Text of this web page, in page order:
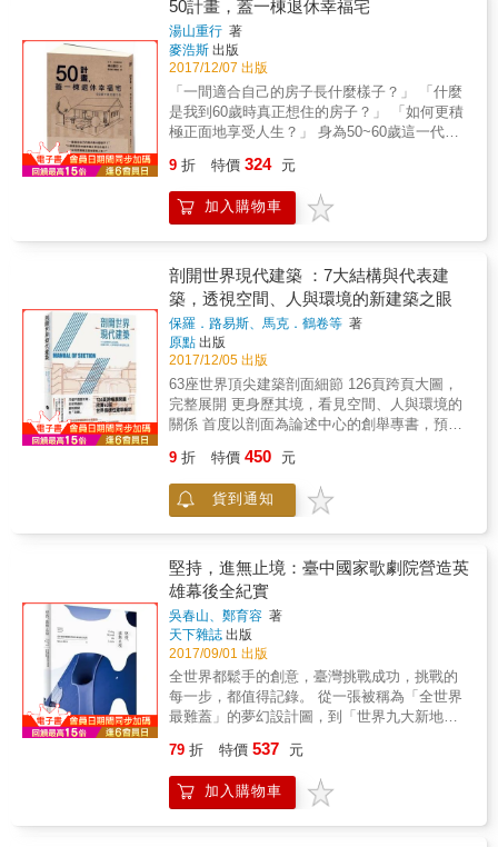
同質體。以中國內陸大部而言，以文化經濟差
異不同，分為八個大區。這八個大區中國的文
化經濟，比起歐洲各國諸如英國法國德國差異
還要大。這八個大區中國分別分佈在中國南方
和北方；南方有四個：兩廣兩湖，浙贛閩，蘇
滬皖；雲貴川渝；北方有四個：魯豫，華北、
東北、西北。大區內各省各個城市，具有文化
同質性；歷史上人民往來關係密切。二十一世
紀中國人流散世界，很有些十九世紀和二十世
界商業和金融。二十一世紀中國人流散世界，
給世界帶去工業和投資。這次中國人流散世
界，是作為投資者和技術人員，移民到世界
的。這並非是什麼大企業和富豪，這是中國的
個體戶農民，中國的中小企業工廠主和技術人
員。
「廣場」。 一座完美的廣場，通常得歷時數百
年方得完成。 本書橫越71354公里，19個國
家，69座城市，勾勒世界廣場發展的軌跡
&mdash;&mdash; ．威尼斯／聖馬可廣場：威
尼斯是座運河縱橫的水都，中央部分有倒S型的
大運河，終點就是聖馬可廣場。形成威尼斯政
治、經濟、宗教的中心地區&hellip;&hellip; ．
德國／美茵茲廣場：在廣場每週有三天舉辦市
的露天攤位。在市場西側有稱為小庭的小廣
場，東側則座落著聖母廣場&hellip;&hellip; ．
阿爾及利亞／蓋爾達耶：晨間五點，清真寺的
音，把我從睡夢中驚醒&hellip;&hellip; ．日本
／谷中銀座商店街：道路原本是為移動而設置
的城市空間，但也可作為生活空間的部分。銀
座的「夕陽階梯」正是如此，正如字義，可看
到夕陽映照下的谷中銀座商店街&hellip;&hellip;
廣場也是城市的景框，有百種形態、百般樣
貌， 富有魅力的建築、自然的地形、人們的歡
慶，成為廣場的特徵， 人們在廣場中交會、對
&mdash;&mdash; ．「地貌」與「廣場」：在
瓦拉納西的河岸地方，河壇可對應恆河變化的
水位。既是日常生活的洗滌空間，也可作為兒
「廣場」：義大利西耶納賽馬節，田野廣場為
了賽馬會鋪上土，並且在外圍設置臨時觀眾
席。也就是整座城都為賽馬節改變樣貌
&hellip;&hellip; ．「水面」與「廣場」：中國
麗江以人工建立的水路與城市，與其說是廣場
空間本身，不如說是將水路融入通道提升了城
市的魅力&hellip;&hellip; 廣場可以隨早市、晚
市等人群的軌跡移動，也可以隨節慶的攤販延
展， 可以因人潮的密度飽和，也能隨日照的光
線曠遠， 秩序與混亂、繁華與寂靜、歷史與未
連。 本書特色 ◎19個國家，69座城市實際田野
調查、思考著成的「另一種廣場論」。 ◎記錄
各廣場的速寫，將帶領讀者神遊當地的空間。
50計畫，蓋一棟退休幸福宅
湯山重行 著
麥浩斯 出版
2017/12/07 出版
「一間適合自己的房子長什麼樣子？」 「什麼
是我到60歲時真正想住的房子？」 「如何更積
極正面地享受人生？」 身為50~60歲這一代
老，對於住宅的想法，並不是要一個適合年長
者居住的家，而是期待住進符合自己感覺、適
合自己生活型態的房子。「60幸福宅」，不只
度假氛圍的房子。 60歲是正是思考量身打造的
房子的時候 簡單，零浪費，無貸款 準備300
萬，與其妥協改裝， 不如為自己蓋一間住起來
天天微笑房子 一間好的住宅能幫助你： ‧改變
生活型態& ‧不讓家成為負資產 ‧變得更健康& ‧
具備更強的防災功能 ‧變得更積極& ‧生活更快樂
本書提供重要的蓋屋觀念： ‧老不可怕，重點是
想過什麼樣的生活 ‧和改建的預算差不多，就能
蓋一間簡單生活、便利安心的房子 ‧50歲規劃、
60歲實現，低成本蓋屋的實踐之路 ‧找合適的建
過幸福生活
9 折 特價 324 元
加入購物車
剖開世界現代建築 ：7大結構與代表建
築，透視空間、人與環境的新建築之眼
保羅．路易斯、馬克．鶴卷等 著
原點 出版
2017/12/05 出版
63座世界頂尖建築剖面細節 126頁跨頁大圖，
完整展開 更身歷其境，看見空間、人與環境的
關係 首度以剖面為論述中心的創舉專書，預告
剖面圖上找到 全球熱議的建築新觀看之道！ 精
彩收錄享譽國際的台灣案例── 姚仁喜「新北市
立美術館」、伊東豐雄「台中歌劇院」 ◎看台
造之美的關鍵，這一本正是一把開啓真正享受
建築之美的鑰匙。」──褚瑞基 「對剖面圖的閱
讀與理解，是提升社會大眾深入暸解建築專業
的最佳途徑之一。」──吳光庭 「剖面圖提供創
造空間時無可比擬的力量。當代透過剖面的連
續變化操作，更創造了諸多非凡的建築經
典。」──何震寰 「剖面傳遞空間內外的關係，
本書繪製許多當代膾炙人口的經典建築剖面與
剖透，值得推薦。」──徐明松 「這本書裡每張
開展的剖面透視圖都得以讓人一窺建築名作的
成德 「剖面是思考建築空間垂直向度關連性最
重要的圖面。本書豐富的經典案例，提供了進
一步探究建築空間的思考途徑。」──施植明
9 折 特價 450 元
貨到通知
堅持，進無止境：臺中國家歌劇院營造英
雄幕後全紀實
吳春山、鄭育容 著
天下雜誌 出版
2017/09/01 出版
全世界都鬆手的創意，臺灣挑戰成功，挑戰的
每一步，都值得記錄。 從一張被稱為「全世界
最難蓋」的夢幻設計圖，到「世界九大新地
掙扎，以及一份在地建築人對臺灣建築工藝的
自信和堅持。 & 這是建築大師伊東豊雄讓全世
界都驚豔的設計，也是全世界都無法完成的設
79 折 特價 537 元
加入購物車